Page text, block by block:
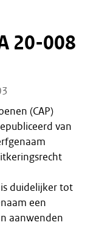
20-008
(CAP)
van
duidelijker tot
een
aanwenden